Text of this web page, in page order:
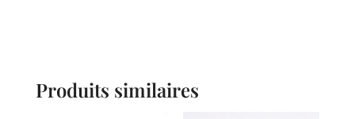
Produits similaires